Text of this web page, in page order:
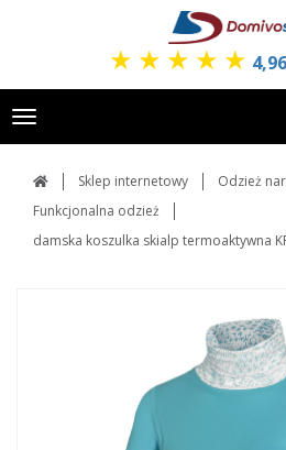
★ ★ ★ ★ ★ 4,96
Toggle
navigation
Sklep internetowy
Odzież
Funkcjonalna odzież
damska koszulka skialp termoaktywna